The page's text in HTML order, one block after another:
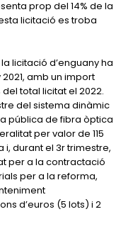
prop del 14% de la
licitació es troba
licitació d’enguany ha
amb un import
total licitat el 2022.
del sistema dinàmic
pública de fibra òptica
per valor de 115
i, durant el 3r trimestre,
per a la contractació
per a la reforma,
d’euros (5 lots) i 2